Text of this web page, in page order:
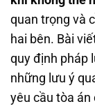
quan trọng và
hai bên. Bài
quy định pháp
những lưu ý
yêu cầu tòa án